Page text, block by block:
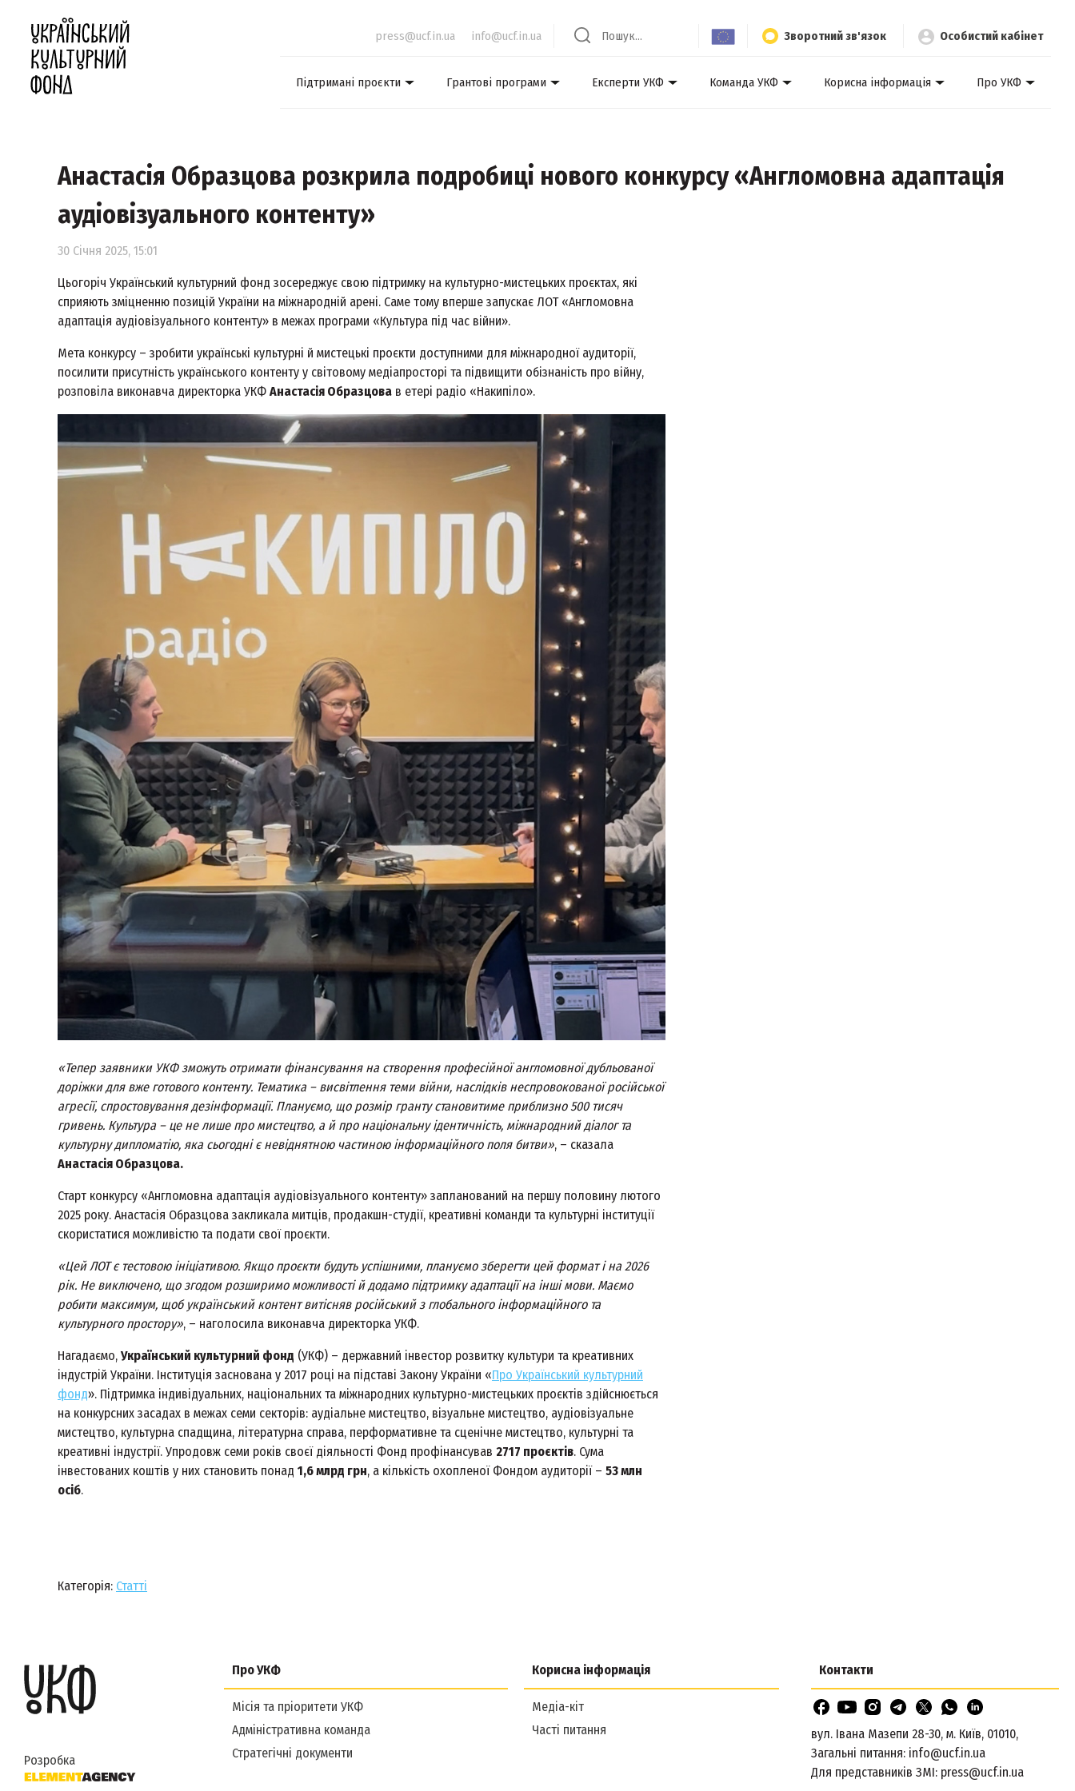
press@ucf.in.ua info@ucf.in.ua Зворотний зв'язок Особистий кабінет
Підтримані проєкти Грантові програми Експерти УКФ Команда УКФ Корисна інформація Про УКФ
Анастасія Образцова розкрила подробиці нового конкурсу «Англомовна адаптація
аудіовізуального контенту»
30 Січня 2025, 15:01
Цьогоріч Український культурний фонд зосереджує свою підтримку на культурно-мистецьких проєктах, які
сприяють зміцненню позицій України на міжнародній арені. Саме тому вперше запускає ЛОТ «Англомовна
адаптація аудіовізуального контенту» в межах програми «Культура під час війни».
Мета конкурсу – зробити українські культурні й мистецькі проєкти доступними для міжнародної аудиторії,
посилити присутність українського контенту у світовому медіапросторі та підвищити обізнаність про війну,
розповіла виконавча директорка УКФ Анастасія Образцова в етері радіо «Накипіло».
«Тепер заявники УКФ зможуть отримати фінансування на створення професійної англомовної дубльованої
доріжки для вже готового контенту. Тематика – висвітлення теми війни, наслідків неспровокованої російської
агресії, спростовування дезінформації. Плануємо, що розмір гранту становитиме приблизно 500 тисяч
гривень. Культура – це не лише про мистецтво, а й про національну ідентичність, міжнародний діалог та
культурну дипломатію, яка сьогодні є невіднятною частиною інформаційного поля битви», – сказала
Анастасія Образцова.
Старт конкурсу «Англомовна адаптація аудіовізуального контенту» запланований на першу половину лютого
2025 року. Анастасія Образцова закликала митців, продакшн-студії, креативні команди та культурні інституції
скористатися можливістю та подати свої проєкти.
«Цей ЛОТ є тестовою ініціативою. Якщо проєкти будуть успішними, плануємо зберегти цей формат і на 2026
рік. Не виключено, що згодом розширимо можливості й додамо підтримку адаптації на інші мови. Маємо
робити максимум, щоб український контент витісняв російський з глобального інформаційного та
культурного простору», – наголосила виконавча директорка УКФ.
Нагадаємо, Український культурний фонд (УКФ) – державний інвестор розвитку культури та креативних
індустрій України. Інституція заснована у 2017 році на підставі Закону України «Про Український культурний
фонд». Підтримка індивідуальних, національних та міжнародних культурно-мистецьких проєктів здійснюється
на конкурсних засадах в межах семи секторів: аудіальне мистецтво, візуальне мистецтво, аудіовізуальне
мистецтво, культурна спадщина, літературна справа, перформативне та сценічне мистецтво, культурні та
креативні індустрії. Упродовж семи років своєї діяльності Фонд профінансував 2717 проєктів. Сума
інвестованих коштів у них становить понад 1,6 млрд грн, а кількість охопленої Фондом аудиторії – 53 млн
осіб.
Категорія: Статті
Розробка
Про УКФ
Місія та пріоритети УКФ
Адміністративна команда
Стратегічні документи
Корисна інформація
Медіа-кіт
Часті питання
Контакти
вул. Івана Мазепи 28-30, м. Київ, 01010,
Загальні питання: info@ucf.in.ua
Для представників ЗМІ: press@ucf.in.ua